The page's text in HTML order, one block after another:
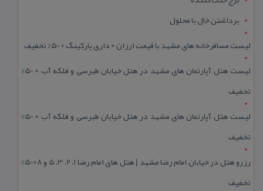
برداشتن خال با محلول
لیست مسافرخانه های مشهد با قیمت ارزان + داری پارکینگ + 50% تخفیف
لیست هتل آپارتمان های مشهد در هتل خیابان طبرسی و فلکه آب + 50%
تخفیف
لیست هتل آپارتمان های مشهد در هتل خیابان طبرسی و فلکه آب + 50%
تخفیف
رزرو هتل در خیابان امام رضا مشهد | هتل‌ های امام رضا 1، 2، 3، 5 و 8+50%
تخفیف